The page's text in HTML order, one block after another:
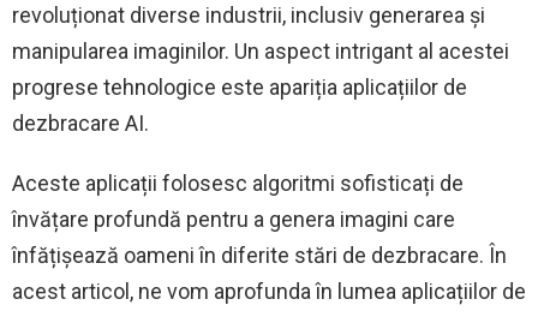
revoluționat diverse industrii, inclusiv generarea și
manipularea imaginilor. Un aspect intrigant al acestei
progrese tehnologice este apariția aplicațiilor de
dezbracare AI.
Aceste aplicații folosesc algoritmi sofisticați de
învățare profundă pentru a genera imagini care
înfățișează oameni în diferite stări de dezbracare. În
acest articol, ne vom aprofunda în lumea aplicațiilor de